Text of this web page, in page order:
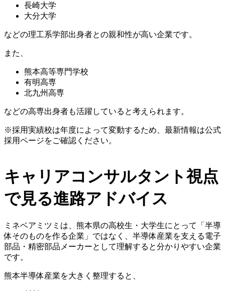
長崎大学
大分大学
などの理工系学部出身者との親和性が高い企業です。
また、
熊本高等専門学校
有明高専
北九州高専
などの高専出身者も活躍していると考えられます。
※採用実績校は年度によって変動するため、最新情報は公式
採用ページをご確認ください。
キャリアコンサルタント視点
で見る進路アドバイス
ミネベアミツミは、熊本県の高校生・大学生にとって「半導
体そのものを作る企業」ではなく、半導体産業を支える電子
部品・精密部品メーカーとして理解すると分かりやすい企業
です。
熊本半導体産業を大きく整理すると、